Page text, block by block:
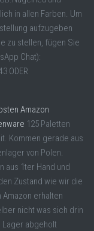
in allen Farben. Um
aufzugeben
zu stellen, fügen Sie
Chat):
ODER
Amazon
125 Paletten
Kommen gerade aus
von Polen.
aus 1ter Hand und
Zustand wie wir die
Amazon erhalten
nicht was sich drin
Lager abgeholt